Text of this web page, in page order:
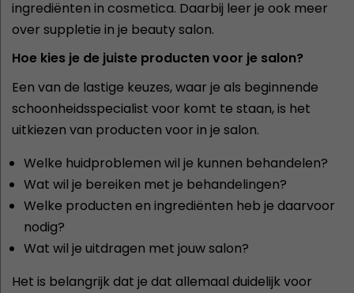
ingrediënten in cosmetica. Daarbij leer je ook meer
over suppletie in je beauty salon.
Hoe kies je de juiste producten voor je salon?
Een van de lastige keuzes, waar je als beginnende
schoonheidsspecialist voor komt te staan, is het
uitkiezen van producten voor in je salon.
Welke huidproblemen wil je kunnen behandelen?
Wat wil je bereiken met je behandelingen?
Welke producten en ingrediënten heb je daarvoor
nodig?
Wat wil je uitdragen met jouw salon?
Het is belangrijk dat je dat allemaal duidelijk voor